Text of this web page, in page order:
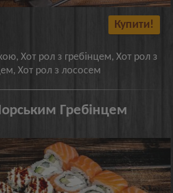
Купити!
Хот рол з гребінцем, Хот рол з
Хот рол з лососем
Гребінцем